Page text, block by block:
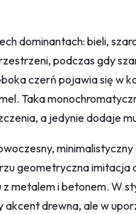
dominantach: bieli,
podczas gdy
czerń pojawia się w
Taka
a jedynie dodaje
geometryczna imitacja
metalem i betonem. W
drewna, ale w